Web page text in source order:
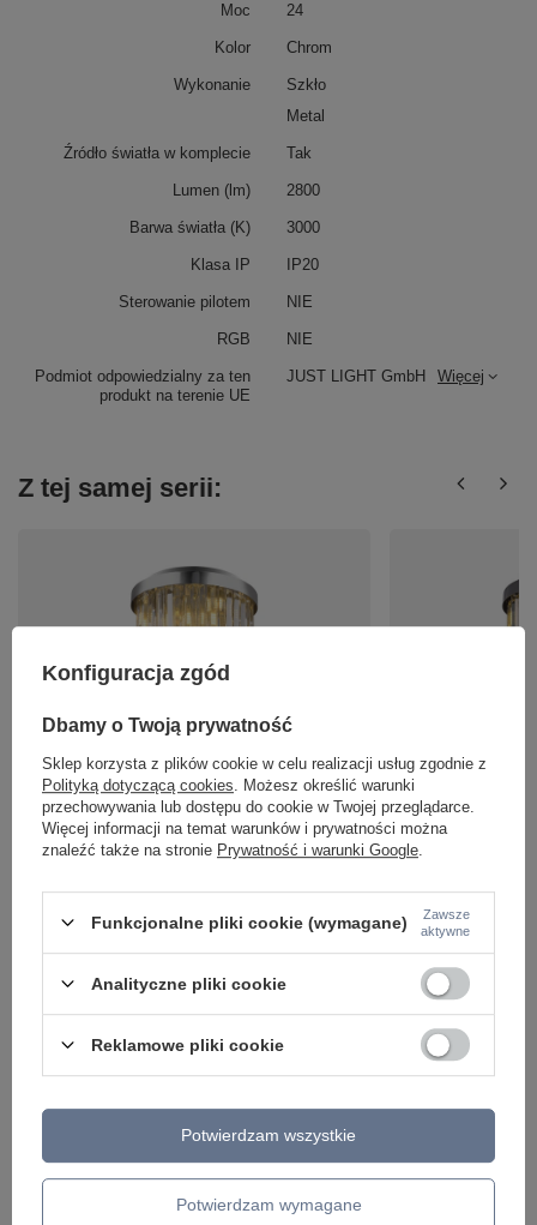
Podmiot odpowiedzialny za ten
produkt na terenie UE
JUST LIGHT GmbH Więcej
Moc 24
Kolor Chrom
Wykonanie
Szkło
Metal
Źródło światła w komplecie Tak
Lumen (lm) 2800
Barwa światła (K) 3000
Klasa IP IP20
Sterowanie pilotem NIE
RGB NIE
Z tej samej serii:
Lampa sufitowa okrągła chrom ze szklanymi
383,00 zł / szt. 383,00 zł
ZOBACZ RÓWNIEŻ
Konfiguracja zgód
Dbamy o Twoją prywatność
Sklep korzysta z plików cookie w celu realizacji usług zgodnie z
Polityką dotyczącą cookies . Możesz określić warunki
przechowywania lub dostępu do cookie w Twojej przeglądarce.
Więcej informacji na temat warunków i prywatności można
znaleźć także na stronie Prywatność i warunki Google
Funkcjonalne pliki cookie (wymagane)
Zawsze
aktywne
Analityczne pliki cookie
Reklamowe pliki cookie
Potwierdzam wymagane
Potwierdzam wszystkie